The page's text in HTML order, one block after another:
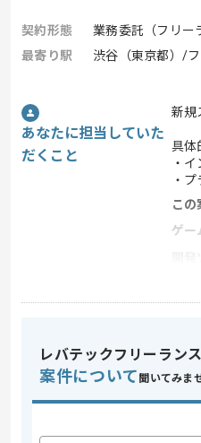
契約形態
業務委託（フリー
最寄り駅
渋谷（東京都）/
あなたに担当していた
だくこと
新規
具体
・
・
この
ゲー
求め
レバテックフリーラン
案件について 聞いてみま